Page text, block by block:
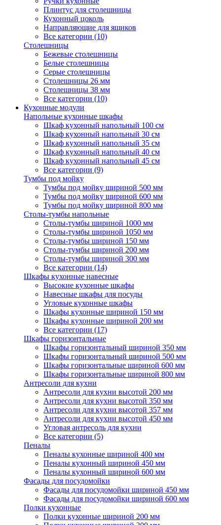
Плинтус для столешницы
Кухонный цоколь
Направляющие для ящиков
Все категории (10)
Столешницы
Бежевые столешницы
Белые столешницы
Серые столешницы
Столешницы 26 мм
Столешницы 38 мм
Все категории (10)
Кухонные модули
Напольные кухонные шкафы
Шкаф кухонный напольный 100 см
Шкаф кухонный напольный 30 см
Шкаф кухонный напольный 35 см
Шкаф кухонный напольный 40 см
Шкаф кухонный напольный 45 см
Все категории (9)
Тумбы под мойку
Тумбы под мойку шириной 500 мм
Тумбы под мойку шириной 600 мм
Тумбы под мойку шириной 800 мм
Столы-тумбы напольные
Столы-тумбы шириной 1000 мм
Столы-тумбы шириной 1050 мм
Столы-тумбы шириной 150 мм
Столы-тумбы шириной 200 мм
Столы-тумбы шириной 300 мм
Все категории (14)
Шкафы кухонные навесные
Высокие кухонные шкафы
Навесные шкафы для посуды
Угловые кухонные шкафы
Шкафы кухонные шириной 150 мм
Шкафы кухонные шириной 200 мм
Все категории (17)
Шкафы горизонтальные
Шкафы горизонтальный шириной 350 мм
Шкафы горизонтальный шириной 500 мм
Шкафы горизонтальные шириной 600 мм
Шкафы горизонтальные шириной 800 мм
Антресоли для кухни
Антресоли для кухни высотой 200 мм
Антресоли для кухни высотой 350 мм
Антресоли для кухни высотой 357 мм
Антресоли для кухни высотой 450 мм
Угловая антресоль для кухни
Все категории (5)
Пеналы
Пеналы кухонные шириной 400 мм
Пеналы кухонный шириной 450 мм
Пеналы кухонный шириной 600 мм
Фасады для посудомойки
Фасады для посудомойки шириной 450 мм
Фасады для посудомойки шириной 600 мм
Полки кухонные
Полки кухонные шириной 200 мм